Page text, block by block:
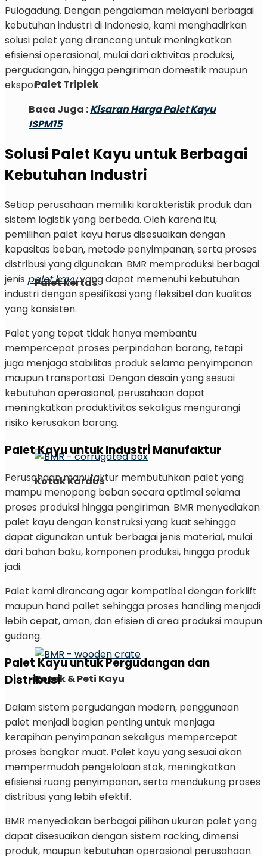
Palet Triplek
Palet Kertas
Kotak Kardus
Kotak & Peti Kayu
Pulogadung. Dengan pengalaman melayani berbagai
kebutuhan industri di Indonesia, kami menghadirkan
solusi palet yang dirancang untuk meningkatkan
efisiensi operasional, mulai dari aktivitas produksi,
pergudangan, hingga pengiriman domestik maupun
ekspor.
Baca Juga :Kisaran Harga Palet Kayu
ISPM15
Solusi Palet Kayu untuk Berbagai
Kebutuhan Industri
Setiap perusahaan memiliki karakteristik produk dan
sistem logistik yang berbeda. Oleh karena itu,
pemilihan palet kayu harus disesuaikan dengan
kapasitas beban, metode penyimpanan, serta proses
distribusi yang digunakan. BMR memproduksi berbagai
jenis palet kayuyang dapat memenuhi kebutuhan
industri dengan spesifikasi yang fleksibel dan kualitas
yang konsisten.
Palet yang tepat tidak hanya membantu
mempercepat proses perpindahan barang, tetapi
juga menjaga stabilitas produk selama penyimpanan
maupun transportasi. Dengan desain yang sesuai
kebutuhan operasional, perusahaan dapat
meningkatkan produktivitas sekaligus mengurangi
risiko kerusakan barang.
Palet Kayu untuk Industri Manufaktur
Perusahaan manufaktur membutuhkan palet yang
mampu menopang beban secara optimal selama
proses produksi hingga pengiriman. BMR menyediakan
palet kayu dengan konstruksi yang kuat sehingga
dapat digunakan untuk berbagai jenis material, mulai
dari bahan baku, komponen produksi, hingga produk
jadi.
Palet kami dirancang agar kompatibel dengan forklift
maupun hand pallet sehingga proses handling menjadi
lebih cepat, aman, dan efisien di area produksi maupun
gudang.
Palet Kayu untuk Pergudangan dan
Distribusi
Dalam sistem pergudangan modern, penggunaan
palet menjadi bagian penting untuk menjaga
kerapihan penyimpanan sekaligus mempercepat
proses bongkar muat. Palet kayu yang sesuai akan
mempermudah pengelolaan stok, meningkatkan
efisiensi ruang penyimpanan, serta mendukung proses
distribusi yang lebih efektif.
BMR menyediakan berbagai pilihan ukuran palet yang
dapat disesuaikan dengan sistem racking, dimensi
produk, maupun kebutuhan operasional perusahaan.